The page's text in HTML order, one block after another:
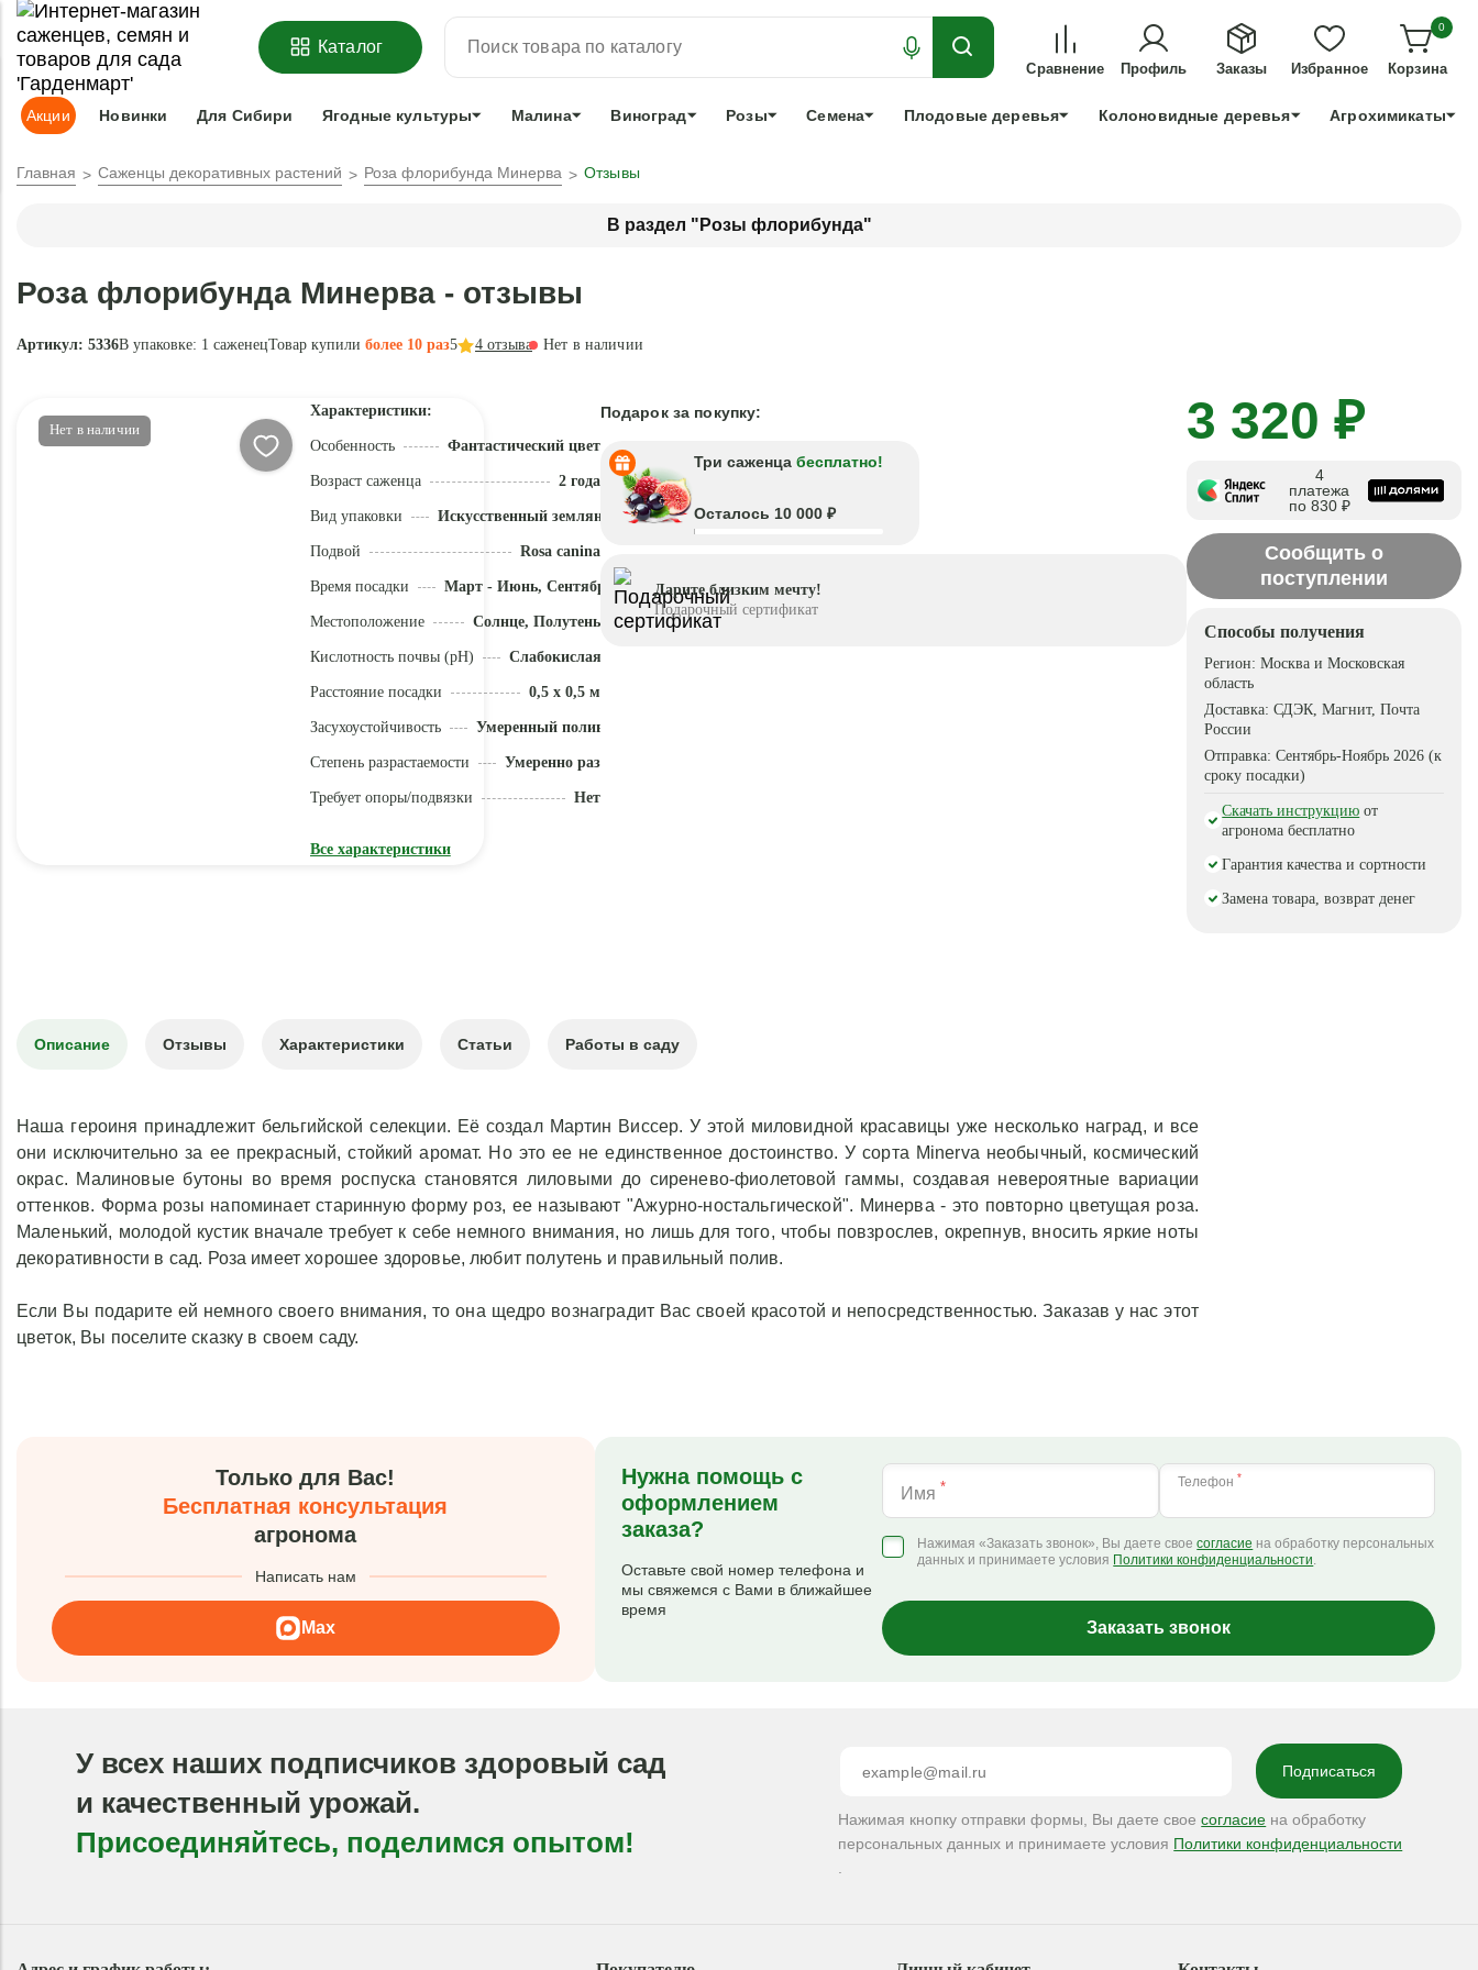
ОФОРМИТЬПРЕДЗАКАЗ =ЗАБРОНИРОВАТЬЛУЧШЕЕ ДЛЯ ТЕХ, КТО УСПЕЕТ!
Адрес доставки:Москва Доставка и оплата Гарантии +7 991 898 83 30
Каталог
Сравнение Профиль Заказы Избранное
0
Корзина
Акции Новинки Для Сибири Ягодные культуры Малина Виноград Розы Семена Плодовые деревья Колоновидные деревья Агрохимикаты
Главная Саженцы декоративных растений Роза флорибунда Минерва Отзывы
В раздел "Розы флорибунда"
Роза флорибунда Минерва - отзывы
Артикул: 5336В упаковке: 1 саженецТовар купили более 10 раз5 4 отзыва Нет в наличии
Нет в наличии
Характеристики:
Особенность Фантастический цвет
Возраст саженца 2 года
Вид упаковки Искусственный земляной ком
Подвой Rosa canina
Время посадки Март - Июнь, Сентябрь - Ноябрь
Местоположение Солнце, Полутень
Кислотность почвы (pH) Слабокислая (5,1 - 5,5)
Расстояние посадки 0,5 x 0,5 м
Засухоустойчивость Умеренный полив
Степень разрастаемости Умеренно разрастается
Требует опоры/подвязки Нет
Все характеристики
Подарок за покупку:
Три саженца бесплатно!
Осталось 10 000 ₽
Дарите близким мечту!
Подарочный сертификат
3 320 ₽
4
платежа
по 830 ₽
Сообщить о
поступлении
Способы получения
Регион:Москва и Московская
область
Доставка:СДЭК, Магнит, Почта
России
Отправка:Сентябрь-Ноябрь 2026 (к
сроку посадки)
Скачать инструкцию от
агронома бесплатно
Гарантия качества и сортности
Замена товара, возврат денег
Описание Отзывы Характеристики Статьи Работы в саду
Наша героиня принадлежит бельгийской селекции. Её создал Мартин Виссер. У этой миловидной красавицы уже несколько наград, и все
они исключительно за ее прекрасный, стойкий аромат. Но это ее не единственное достоинство. У сорта Minerva необычный, космический
окрас. Малиновые бутоны во время роспуска становятся лиловыми до сиренево-фиолетовой гаммы, создавая невероятные вариации
оттенков. Форма розы напоминает старинную форму роз, ее называют "Ажурно-ностальгической". Минерва - это повторно цветущая роза.
Маленький, молодой кустик вначале требует к себе немного внимания, но лишь для того, чтобы повзрослев, окрепнув, вносить яркие ноты
декоративности в сад. Роза имеет хорошее здоровье, любит полутень и правильный полив.
Если Вы подарите ей немного своего внимания, то она щедро вознаградит Вас своей красотой и непосредственностью. Заказав у нас этот
цветок, Вы поселите сказку в своем саду.
Только для Вас!
Бесплатная консультация
агронома
Написать нам
Max
Нужна помощь с
оформлением
заказа?
Оставьте свой номер телефона и
мы свяжемся с Вами в ближайшее
время
Имя * Телефон *
Нажимая «Заказать звонок», Вы даете своесогласие на обработку персональных
данных и принимаете условия Политики конфиденциальности.
Заказать звонок
У всех наших подписчиков здоровый сад
и качественный урожай.
Присоединяйтесь, поделимся опытом!
Нажимая кнопку отправки формы, Вы даете своесогласие на обработку
персональных данных и принимаете условия Политики конфиденциальности